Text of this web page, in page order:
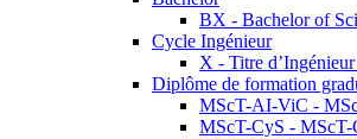
BX - Bachelor of
Cycle Ingénieur
X - Titre
Diplôme de formation
MScT-AI-ViC -
MScT-CyS -